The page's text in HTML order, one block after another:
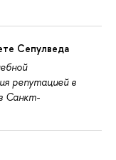
Сепулведа
репутацией в
Санкт-